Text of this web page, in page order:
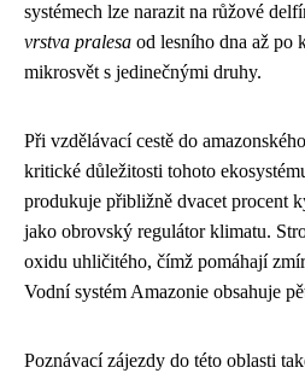
systémech lze narazit na růžové
vrstva pralesa od lesního dna až po
mikrosvět s jedinečnými druhy.
Při vzdělávací cestě do
kritické důležitosti tohoto
produkuje přibližně dvacet procent
jako obrovský regulátor klimatu.
oxidu uhličitého, čímž pomáhají
Vodní systém Amazonie obsahuje
Poznávací zájezdy do této oblasti